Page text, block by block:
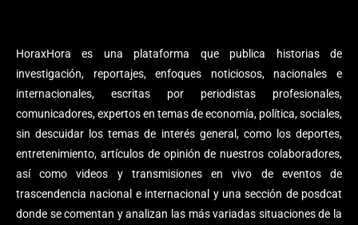
HoraxHora es una plataforma que publica historias de
investigación, reportajes, enfoques noticiosos, nacionales e
internacionales, escritas por periodistas profesionales,
comunicadores, expertos en temas de economía, política, sociales,
sin descuidar los temas de interés general, como los deportes,
entretenimiento, artículos de opinión de nuestros colaboradores,
así como videos y transmisiones en vivo de eventos de
trascendencia nacional e internacional y una sección de posdcat
donde se comentan y analizan las más variadas situaciones de la